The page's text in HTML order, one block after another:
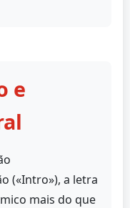
e
(«Intro»), a letra
mais do que